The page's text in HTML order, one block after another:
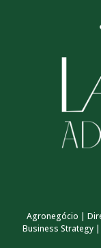
Agronegócio |
Business Strategy